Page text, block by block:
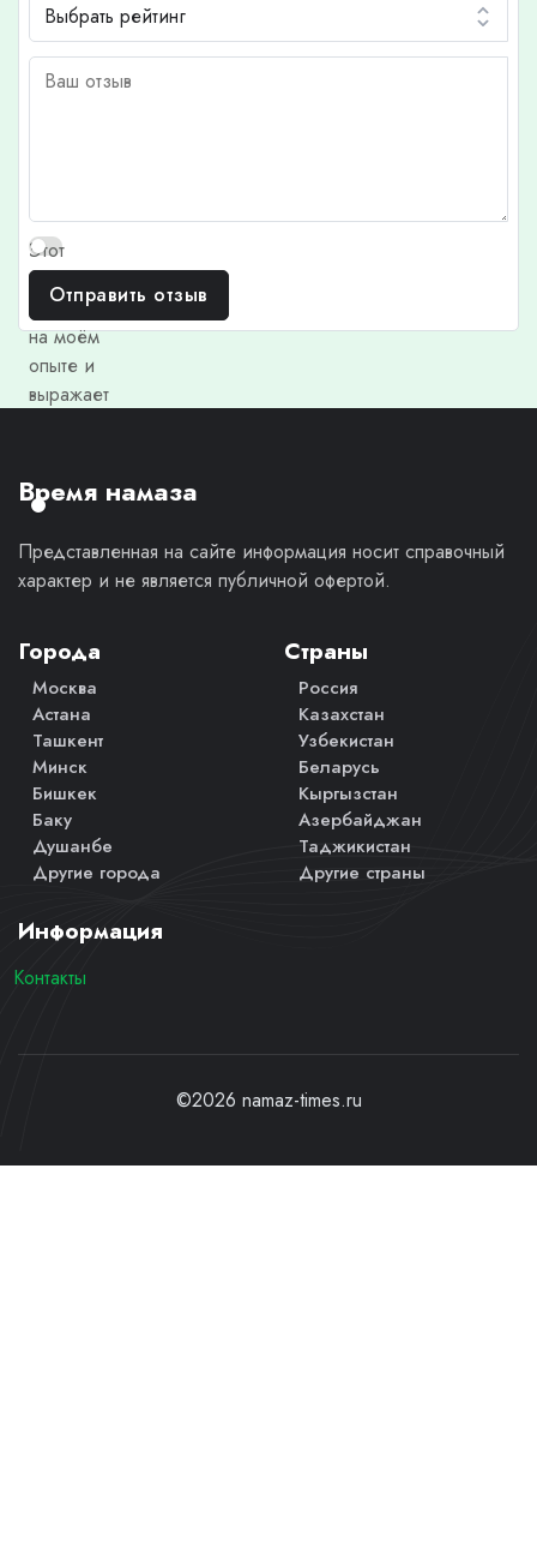
Этот
отзыв
основан
на моём
опыте и
выражает
мнение.
Отправить отзыв
Время намаза
Представленная на сайте информация носит справочный
характер и не является публичной офертой.
Города
Москва
Астана
Ташкент
Минск
Бишкек
Баку
Душанбе
Другие города
Страны
Россия
Казахстан
Узбекистан
Беларусь
Кыргызстан
Азербайджан
Таджикистан
Другие страны
Информация
Контакты
©2026 namaz-times.ru